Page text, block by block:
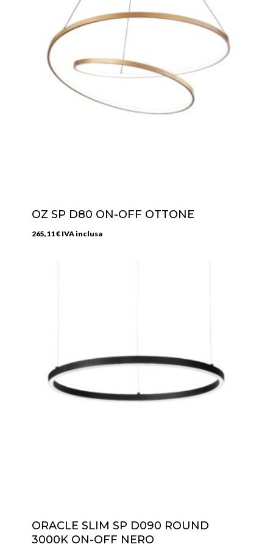
OZ SP D80 ON-OFF OTTONE
265,11€ IVA inclusa
ORACLE SLIM SP D090 ROUND
3000K ON-OFF NERO